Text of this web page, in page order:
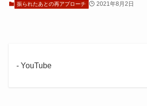
振られたあとの再アプローチ 2021年8月2日
- YouTube